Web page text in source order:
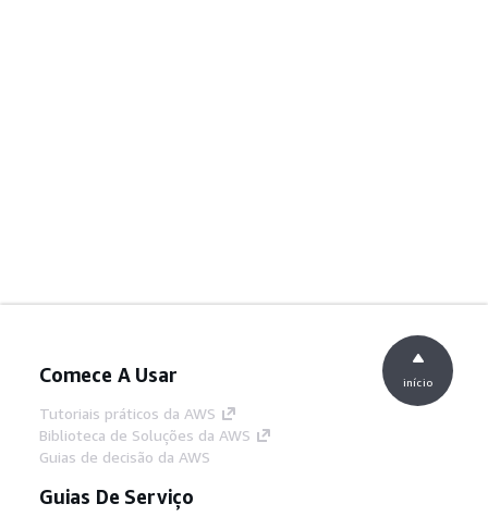
Comece A Usar
Tutoriais práticos da AWS
Biblioteca de Soluções da AWS
Guias de decisão da AWS
Guias De Serviço
início